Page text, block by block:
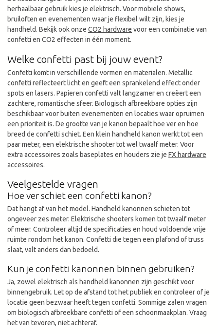
herhaalbaar gebruik kies je elektrisch. Voor mobiele shows,
bruiloften en evenementen waar je flexibel wilt zijn, kies je
handheld. Bekijk ook onze CO2 hardware voor een combinatie van
confetti en CO2 effecten in één moment.
Welke confetti past bij jouw event?
Confetti komt in verschillende vormen en materialen. Metallic
confetti reflecteert licht en geeft een sprankelend effect onder
spots en lasers. Papieren confetti valt langzamer en creëert een
zachtere, romantische sfeer. Biologisch afbreekbare opties zijn
beschikbaar voor buiten evenementen en locaties waar opruimen
een prioriteit is. De grootte van je kanon bepaalt hoe ver en hoe
breed de confetti schiet. Een klein handheld kanon werkt tot een
paar meter, een elektrische shooter tot wel twaalf meter. Voor
extra accessoires zoals baseplates en houders zie je FX hardware
accessoires.
Veelgestelde vragen
Hoe ver schiet een confetti kanon?
Dat hangt af van het model. Handheld kanonnen schieten tot
ongeveer zes meter. Elektrische shooters komen tot twaalf meter
of meer. Controleer altijd de specificaties en houd voldoende vrije
ruimte rondom het kanon. Confetti die tegen een plafond of truss
slaat, valt anders dan bedoeld.
Kun je confetti kanonnen binnen gebruiken?
Ja, zowel elektrisch als handheld kanonnen zijn geschikt voor
binnengebruik. Let op de afstand tot het publiek en controleer of je
locatie geen bezwaar heeft tegen confetti. Sommige zalen vragen
om biologisch afbreekbare confetti of een schoonmaakplan. Vraag
het van tevoren, niet achteraf.